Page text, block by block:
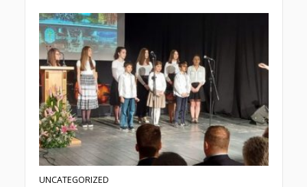
UNCATEGORIZED